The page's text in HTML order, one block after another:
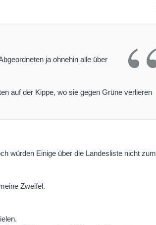
ja ohnehin alle über
auf der Kippe, wo sie gegen Grüne verlieren
würden Einige über die Landesliste nicht zum
Zweifel.